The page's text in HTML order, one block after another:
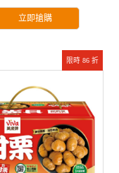
立即搶購
限時 86 折